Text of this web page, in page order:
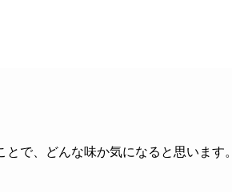
で、どんな味か気になると思います。